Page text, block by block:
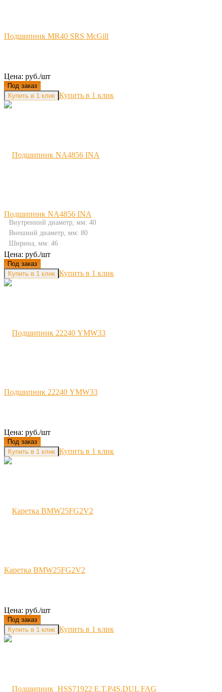
Подшипник MR40 SRS McGill
Цена: руб./шт
Под заказ
Купить в 1 клик
Подшипник NA4856 INA
Внутренний диаметр, мм: 40
Внешний диаметр, мм: 80
Ширина, мм: 46
Цена: руб./шт
Под заказ
Купить в 1 клик
Подшипник 22240 YMW33
Цена: руб./шт
Под заказ
Купить в 1 клик
Каретка BMW25FG2V2
Цена: руб./шт
Под заказ
Купить в 1 клик